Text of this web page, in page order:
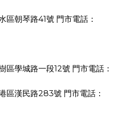
區朝琴路41號 門市電話：
區學城路一段12號 門市電話：
區漢民路283號 門市電話：